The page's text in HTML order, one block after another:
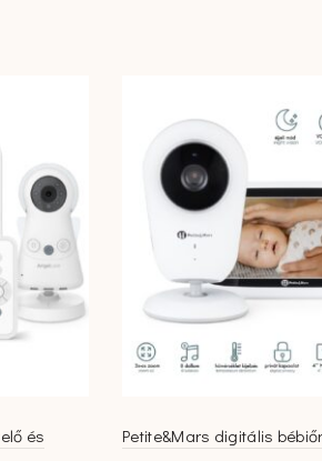
és
Petite&Mars digitális